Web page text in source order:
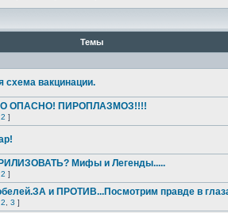
Темы
схема вакцинации.
ОПАСНО! ПИРОПЛАЗМОЗ!!!!
2 ]
Мифы и Легенды.....
2 ]
и ПРОТИВ...Посмотрим правде в
2 3 ]